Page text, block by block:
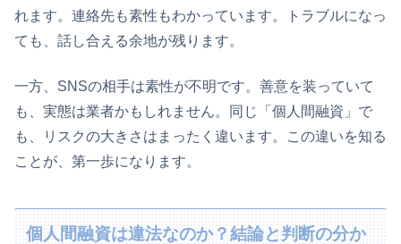
れます。連絡先も素性もわかっています。トラブルになっ
ても、話し合える余地が残ります。
一方、SNSの相手は素性が不明です。善意を装っていて
も、実態は業者かもしれません。同じ「個人間融資」で
も、リスクの大きさはまったく違います。この違いを知る
ことが、第一歩になります。
個人間融資は違法なのか？結論と判断の分か